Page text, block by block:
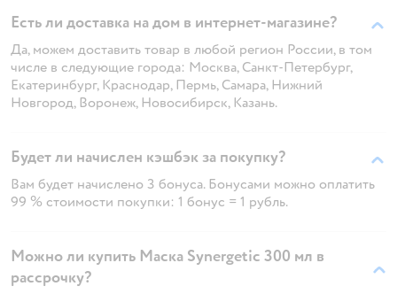
Есть ли доставка на дом в интернет-магазине?
Да, можем доставить товар в любой регион России, в том
числе в следующие города: Москва, Санкт-Петербург,
Екатеринбург, Краснодар, Пермь, Самара, Нижний
Новгород, Воронеж, Новосибирск, Казань.
Будет ли начислен кэшбэк за покупку?
Вам будет начислено 3 бонуса. Бонусами можно оплатить
99 % стоимости покупки: 1 бонус = 1 рубль.
Можно ли купить Маска Synergetic 300 мл в
рассрочку?